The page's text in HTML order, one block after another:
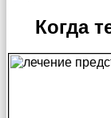
Когда